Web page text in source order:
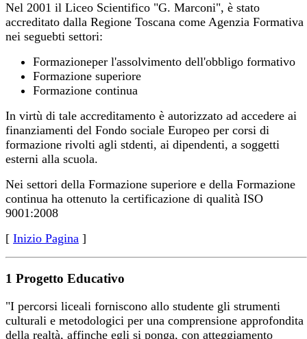
Nel 2001 il Liceo Scientifico "G. Marconi", è stato
accreditato dalla Regione Toscana come Agenzia Formativa
nei seguebti settori:
Formazioneper l'assolvimento dell'obbligo formativo
Formazione superiore
Formazione continua
In virtù di tale accreditamento è autorizzato ad accedere ai
finanziamenti del Fondo sociale Europeo per corsi di
formazione rivolti agli stdenti, ai dipendenti, a soggetti
esterni alla scuola.
Nei settori della Formazione superiore e della Formazione
continua ha ottenuto la certificazione di qualità ISO
9001:2008
[ Inizio Pagina ]
1 Progetto Educativo
"I percorsi liceali forniscono allo studente gli strumenti
culturali e metodologici per una comprensione approfondita
della realtà, affinche egli si ponga, con atteggiamento